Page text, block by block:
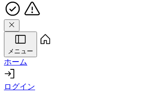
メニュー
ホーム
ログイン